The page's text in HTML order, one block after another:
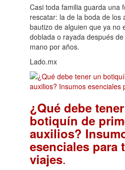
Casi toda familia guarda una
rescatar: la de la boda de los
bautizo de alguien que ya no
doblada o rayada después
mano por años.
Lado.mx
¿Qué debe
botiquín de
auxilios?
esenciales para
viajes.